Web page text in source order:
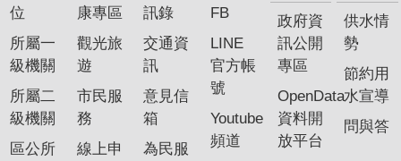
位
所屬一
級機關
所屬二
級機關
區公所
康專區
觀光旅
遊
市民服
務
線上申
訊錄
交通資
訊
意見信
箱
為民服
FB
LINE
官方帳
號
Youtube
頻道
政府資
訊公開
專區
OpenData
資料開
放平台
供水情
勢
節約用
水宣導
問與答